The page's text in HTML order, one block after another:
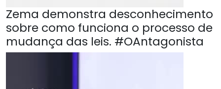
Zema demonstra desconhecimento
sobre como funciona o processo de
mudança das leis. #OAntagonista